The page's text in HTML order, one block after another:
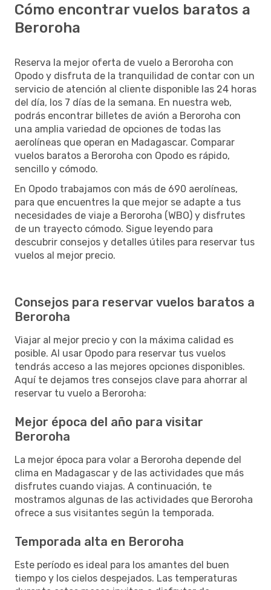
Cómo encontrar vuelos baratos a
Beroroha
Reserva la mejor oferta de vuelo a Beroroha con
Opodo y disfruta de la tranquilidad de contar con un
servicio de atención al cliente disponible las 24 horas
del día, los 7 días de la semana. En nuestra web,
podrás encontrar billetes de avión a Beroroha con
una amplia variedad de opciones de todas las
aerolíneas que operan en Madagascar. Comparar
vuelos baratos a Beroroha con Opodo es rápido,
sencillo y cómodo.
En Opodo trabajamos con más de 690 aerolíneas,
para que encuentres la que mejor se adapte a tus
necesidades de viaje a Beroroha (WBO) y disfrutes
de un trayecto cómodo. Sigue leyendo para
descubrir consejos y detalles útiles para reservar tus
vuelos al mejor precio.
Consejos para reservar vuelos baratos a
Beroroha
Viajar al mejor precio y con la máxima calidad es
posible. Al usar Opodo para reservar tus vuelos
tendrás acceso a las mejores opciones disponibles.
Aquí te dejamos tres consejos clave para ahorrar al
reservar tu vuelo a Beroroha:
Mejor época del año para visitar
Beroroha
La mejor época para volar a Beroroha depende del
clima en Madagascar y de las actividades que más
disfrutes cuando viajas. A continuación, te
mostramos algunas de las actividades que Beroroha
ofrece a sus visitantes según la temporada.
Temporada alta en Beroroha
Este período es ideal para los amantes del buen
tiempo y los cielos despejados. Las temperaturas